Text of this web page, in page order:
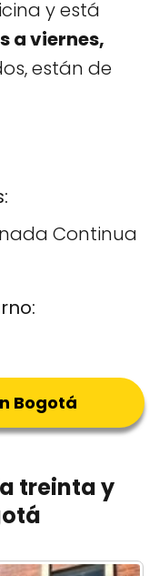
y está
a viernes,
están de
Continua
Bogotá
treinta y